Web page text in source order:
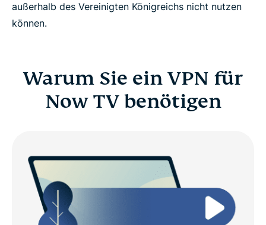
außerhalb des Vereinigten Königreichs nicht nutzen
können.
Warum Sie ein VPN für
Now TV benötigen